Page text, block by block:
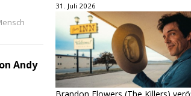
Andy
31. Juli 2026